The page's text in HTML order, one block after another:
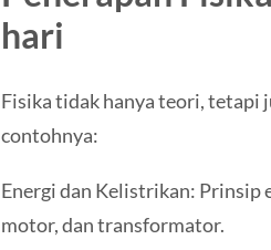
hari
Fisika tidak hanya teori, tetapi
contohnya:
Energi dan Kelistrikan:
motor, dan transformator.